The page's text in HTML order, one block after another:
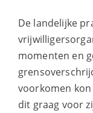
De landelijke
momenten en
voorkomen kon
dit graag voor